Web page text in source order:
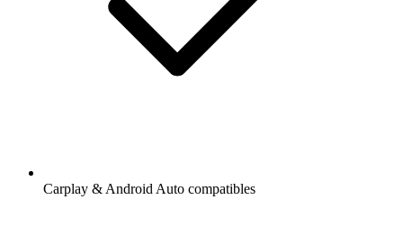
Carplay & Android Auto compatibles